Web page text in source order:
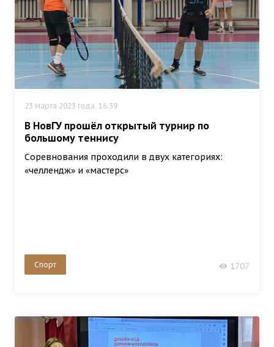
23 марта 2023 года, 16:39
В НовГУ прошёл открытый турнир по
большому теннису
Соревнования проходили в двух категориях:
«челлендж» и «мастерс»
Спорт 1707